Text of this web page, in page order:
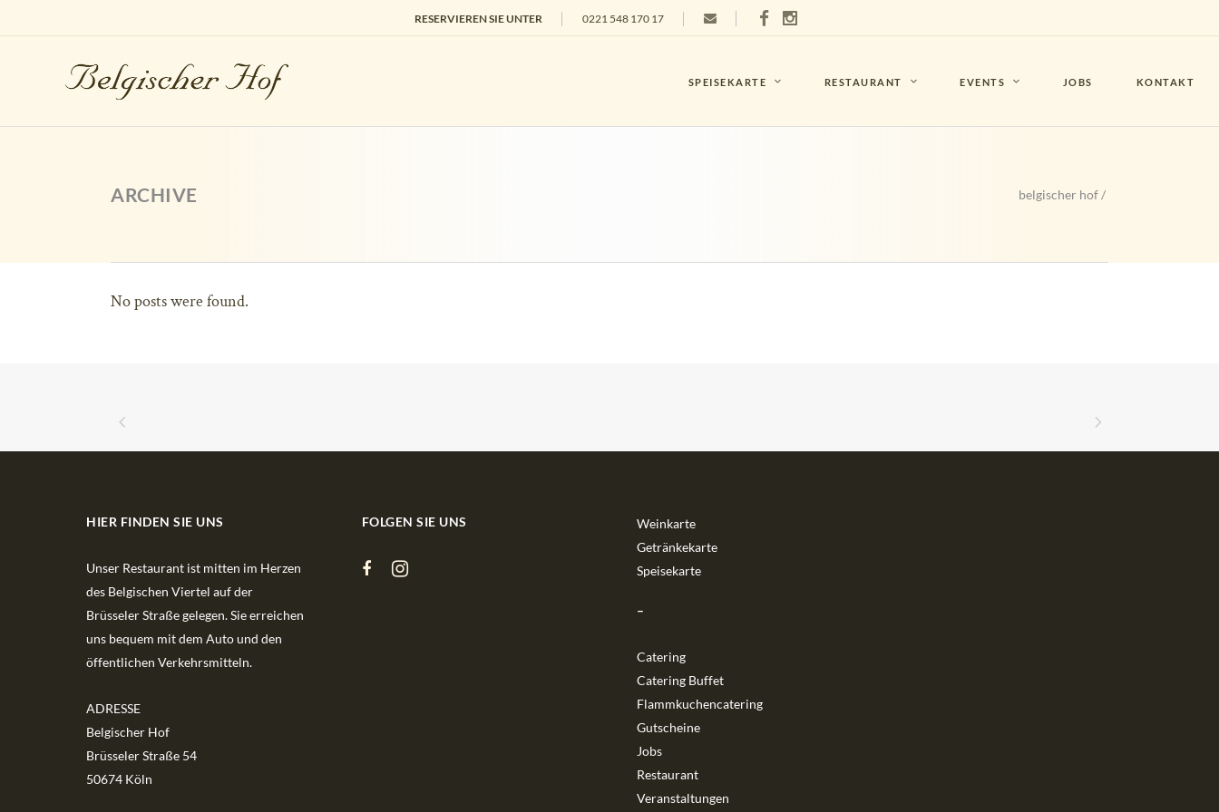
RESERVIEREN SIE UNTER 0221 548 170 17
SPEISEKARTE RESTAURANT EVENTS JOBS KONTAKT
ARCHIVE belgischer hof/
No posts were found.
HIER FINDEN SIE UNS
Unser Restaurant ist mitten im Herzen
des Belgischen Viertel auf der
Brüsseler Straße gelegen. Sie erreichen
uns bequem mit dem Auto und den
öffentlichen Verkehrsmitteln.
ADRESSE
Belgischer Hof
Brüsseler Straße 54
50674 Köln
FOLGEN SIE UNS
Weinkarte
Getränkekarte
Speisekarte
–
Catering
Catering Buffet
Flammkuchencatering
Gutscheine
Jobs
Restaurant
Veranstaltungen